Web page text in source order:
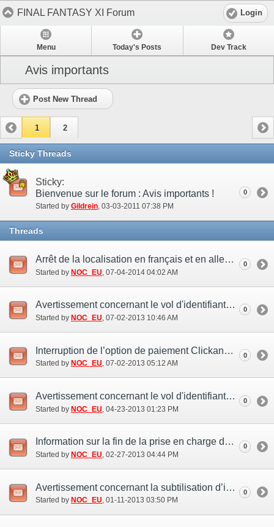
FINAL FANTASY XI Forum Login
Menu Today's Posts Dev Track
Avis importants
Post New Thread
1 2
Sticky Threads
Sticky:
Bienvenue sur le forum : Avis importants !
Started by Gildrein‎, 03-03-2011 07:38 PM
0
Threads
Arrêt de la localisation en français et en allemand (8 jul.)
Started by NOC_EU ‎, 07-04-2014 04:02 AM
0
Avertissement concernant le vol d'identifiants et mots de passe Square Enix (1 jul.)
Started by NOC_EU‎, 07-02-2013 10:46 AM
0
Interruption de l’option de paiement ClickandBuy
Started by NOC_EU‎, 07-02-2013 05:12 AM
0
Avertissement concernant le vol d'identifiants et mots de passe Square Enix
Started by NOC_EU ‎, 04-23-2013 01:23 PM
0
Information sur la fin de la prise en charge de Windows XP
Started by NOC_EU‎, 02-27-2013 04:44 PM
0
Avertissement concernant la subtilisation d’identifiants PlayOnline
Started by NOC_EU‎, 01-11-2013 03:50 PM
0